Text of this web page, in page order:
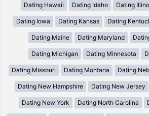
Dating Hawaii Dating Idaho Dating
Dating Iowa Dating Kansas Dating
Dating Maine Dating Maryland
Dating Michigan Dating Minnesota
Dating Missouri Dating Montana Dating
Dating New Hampshire Dating New Jersey
Dating New York Dating North Carolina